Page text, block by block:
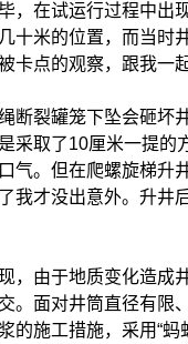
在试运行过程中出
十米的位置，而当时
点的观察，跟我一
裂罐笼下坠会砸坏
采取了10厘米一提的
气。但在爬螺旋梯升
我才没出意外。升井
由于地质变化造成
。面对井筒直径有限
施工措施，采用“蚂